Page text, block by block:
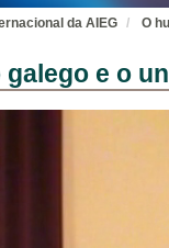
da AIEG O
e o